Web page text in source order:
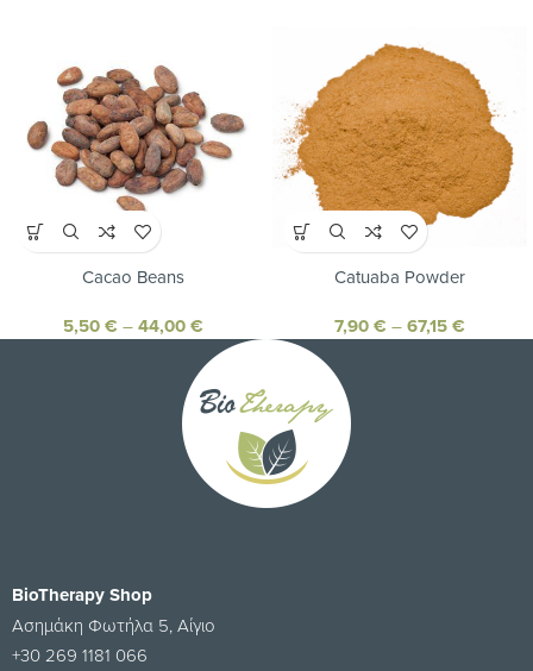
Cacao Beans
5,50€ –44,00€
Catuaba Powder
7,90€ –67,15€
BioTherapy Shop
Ασημάκη Φωτήλα 5, Αίγιο
+30 269 1181 066